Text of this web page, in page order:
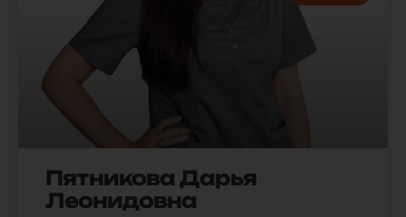
Пятникова Дарья
Леонидовна